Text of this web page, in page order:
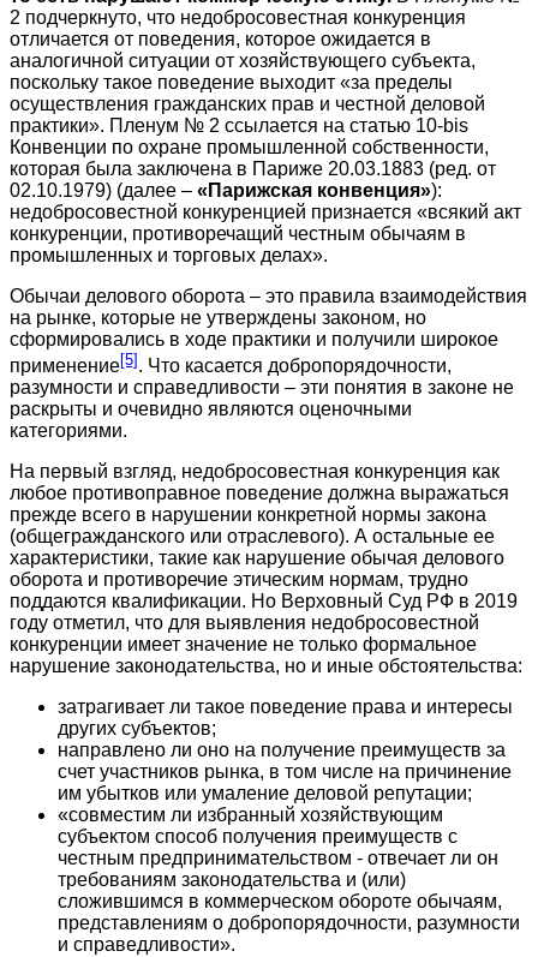
2 подчеркнуто, что недобросовестная конкуренция
отличается от поведения, которое ожидается в
аналогичной ситуации от хозяйствующего субъекта,
поскольку такое поведение выходит «за пределы
осуществления гражданских прав и честной деловой
практики». Пленум № 2 ссылается на статью 10-bis
Конвенции по охране промышленной собственности,
которая была заключена в Париже 20.03.1883 (ред. от
02.10.1979) (далее – «Парижская конвенция»):
недобросовестной конкуренцией признается «всякий акт
конкуренции, противоречащий честным обычаям в
промышленных и торговых делах».
Обычаи делового оборота – это правила взаимодействия
на рынке, которые не утверждены законом, но
сформировались в ходе практики и получили широкое
применение[5] . Что касается добропорядочности,
разумности и справедливости – эти понятия в законе не
раскрыты и очевидно являются оценочными
категориями.
На первый взгляд, недобросовестная конкуренция как
любое противоправное поведение должна выражаться
прежде всего в нарушении конкретной нормы закона
(общегражданского или отраслевого). А остальные ее
характеристики, такие как нарушение обычая делового
оборота и противоречие этическим нормам, трудно
поддаются квалификации. Но Верховный Суд РФ в 2019
году отметил, что для выявления недобросовестной
конкуренции имеет значение не только формальное
нарушение законодательства, но и иные обстоятельства:
затрагивает ли такое поведение права и интересы
других субъектов;
направлено ли оно на получение преимуществ за
счет участников рынка, в том числе на причинение
им убытков или умаление деловой репутации;
«совместим ли избранный хозяйствующим
субъектом способ получения преимуществ с
честным предпринимательством - отвечает ли он
требованиям законодательства и (или)
сложившимся в коммерческом обороте обычаям,
представлениям о добропорядочности, разумности
и справедливости».